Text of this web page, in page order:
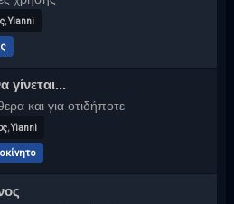
,Yianni
γίνεται...
και για οτιδήποτε
,Yianni